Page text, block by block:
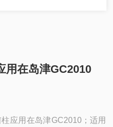
用在岛津GC2010
应用在岛津GC2010；适用